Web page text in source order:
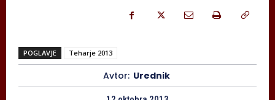
POGLAVJE Teharje 2013
Avtor: Urednik